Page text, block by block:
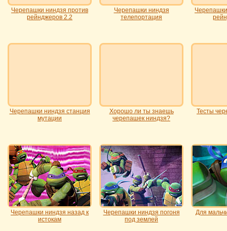
Черепашки ниндзя против
рейнджеров 2.2
Черепашки ниндзя
телепортация
Черепашки ниндзя станция
мутации
Хорошо ли ты знаешь
черепашек ниндзя?
Тесты
Черепашки ниндзя назад к
истокам
Черепашки ниндзя погоня
под землей
Для